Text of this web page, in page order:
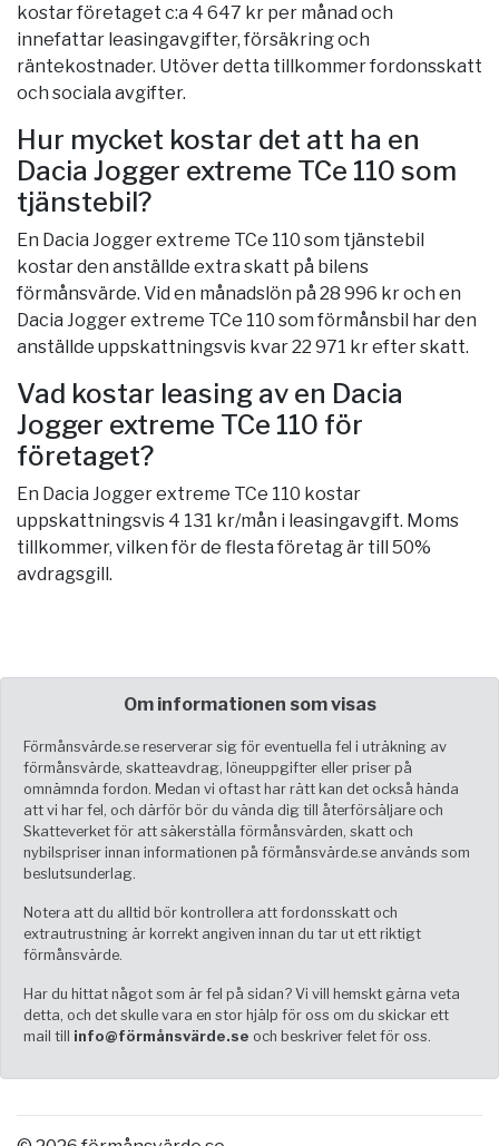
kostar företaget c:a 4 647 kr per månad och
innefattar leasingavgifter, försäkring och
räntekostnader. Utöver detta tillkommer fordonsskatt
och sociala avgifter.
Hur mycket kostar det att ha en
Dacia Jogger extreme TCe 110 som
tjänstebil?
En Dacia Jogger extreme TCe 110 som tjänstebil
kostar den anställde extra skatt på bilens
förmånsvärde. Vid en månadslön på 28 996 kr och en
Dacia Jogger extreme TCe 110 som förmånsbil har den
anställde uppskattningsvis kvar 22 971 kr efter skatt.
Vad kostar leasing av en Dacia
Jogger extreme TCe 110 för
företaget?
En Dacia Jogger extreme TCe 110 kostar
uppskattningsvis 4 131 kr/mån i leasingavgift. Moms
tillkommer, vilken för de flesta företag är till 50%
avdragsgill.
Om informationen som visas
Förmånsvärde.se reserverar sig för eventuella fel i uträkning av
förmånsvärde, skatteavdrag, löneuppgifter eller priser på
omnämnda fordon. Medan vi oftast har rätt kan det också hända
att vi har fel, och därför bör du vända dig till återförsäljare och
Skatteverket för att säkerställa förmånsvärden, skatt och
nybilspriser innan informationen på förmånsvärde.se används som
beslutsunderlag.
Notera att du alltid bör kontrollera att fordonsskatt och
extrautrustning är korrekt angiven innan du tar ut ett riktigt
förmånsvärde.
Har du hittat något som är fel på sidan? Vi vill hemskt gärna veta
detta, och det skulle vara en stor hjälp för oss om du skickar ett
mail till info@förmånsvärde.se och beskriver felet för oss.